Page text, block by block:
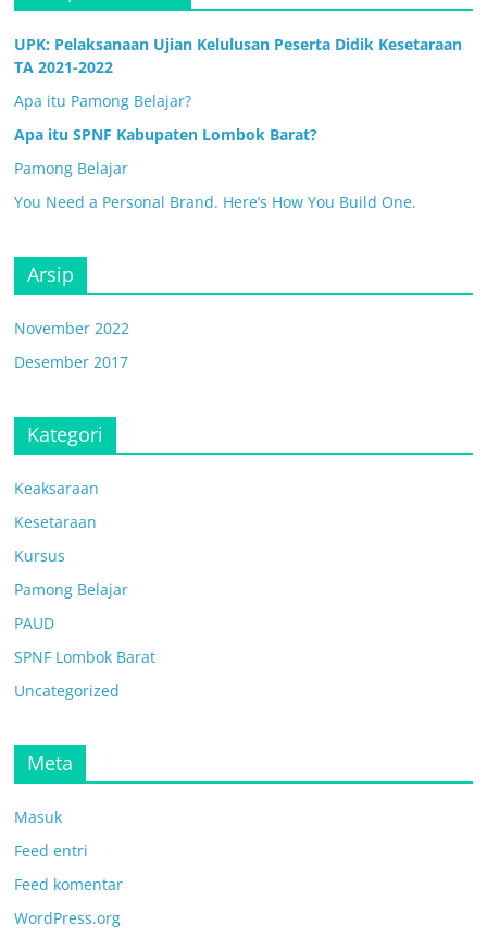
UPK: Pelaksanaan Ujian Kelulusan Peserta Didik Kesetaraan
TA 2021-2022
Apa itu Pamong Belajar?
Apa itu SPNF Kabupaten Lombok Barat?
Pamong Belajar
You Need a Personal Brand. Here’s How You Build One.
Arsip
November 2022
Desember 2017
Kategori
Keaksaraan
Kesetaraan
Kursus
Pamong Belajar
PAUD
SPNF Lombok Barat
Uncategorized
Meta
Masuk
Feed entri
Feed komentar
WordPress.org